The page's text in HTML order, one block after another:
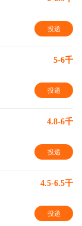
投递
5-6千
投递
4.8-6千
投递
4.5-6.5千
投递